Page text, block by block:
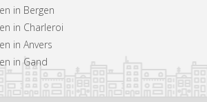
in Bergen
in Charleroi
in Anvers
in Gand